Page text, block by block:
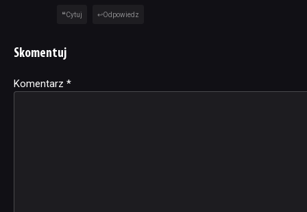
Cytuj Odpowiedz
Skomentuj
Komentarz *
Alternative: